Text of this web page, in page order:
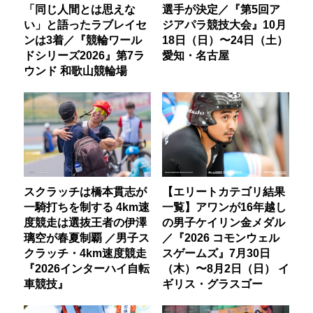
「同じ人間とは思えな
い」と語ったラブレイセ
ンは3着／『競輪ワール
ドシリーズ2026』第7ラ
ウンド 和歌山競輪場
選手が決定／『第5回ア
ジアパラ競技大会』10月
18日（日）〜24日（土）
愛知・名古屋
スクラッチは橋本貫志が
一騎打ちを制する 4km速
度競走は選抜王者の伊澤
璃空が春夏制覇 ／男子ス
クラッチ・4km速度競走
『2026インターハイ自転
車競技』
【エリートカテゴリ結果
一覧】アワンが16年越し
の男子ケイリン金メダル
／『2026 コモンウェル
スゲームズ』7月30日
（木）〜8月2日（日） イ
ギリス・グラスゴー